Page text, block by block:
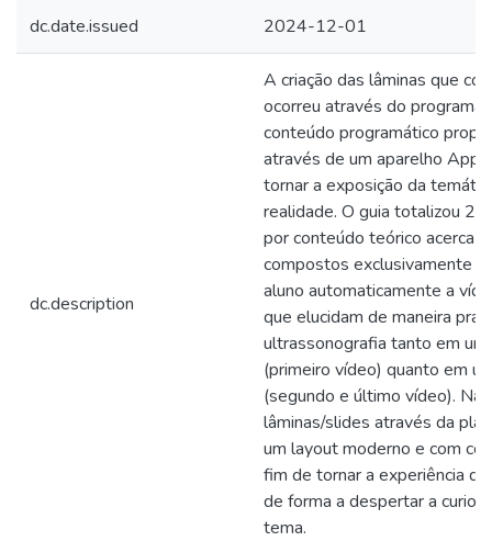
dc.date.issued 2024-12-01
dc.description
A criação das lâminas que
ocorreu através do programa
conteúdo programático
através de um aparelho
tornar a exposição da
realidade. O guia totalizou
por conteúdo teórico acerca
compostos exclusivamente
aluno automaticamente a
que elucidam de maneira
ultrassonografia tanto em
(primeiro vídeo) quanto em
(segundo e último vídeo). Na
lâminas/slides através da
um layout moderno e com
fim de tornar a experiência
de forma a despertar a
tema.